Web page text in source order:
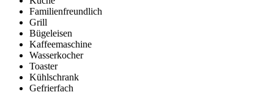
Familienfreundlich
Grill
Bügeleisen
Kaffeemaschine
Wasserkocher
Toaster
Kühlschrank
Gefrierfach